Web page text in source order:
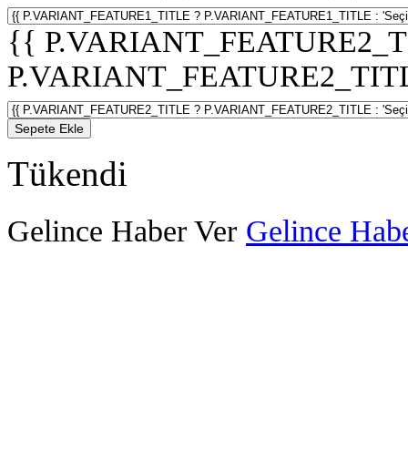
{{
Sepete Ekle
Tükendi
Gelince Haber Ver Gelince